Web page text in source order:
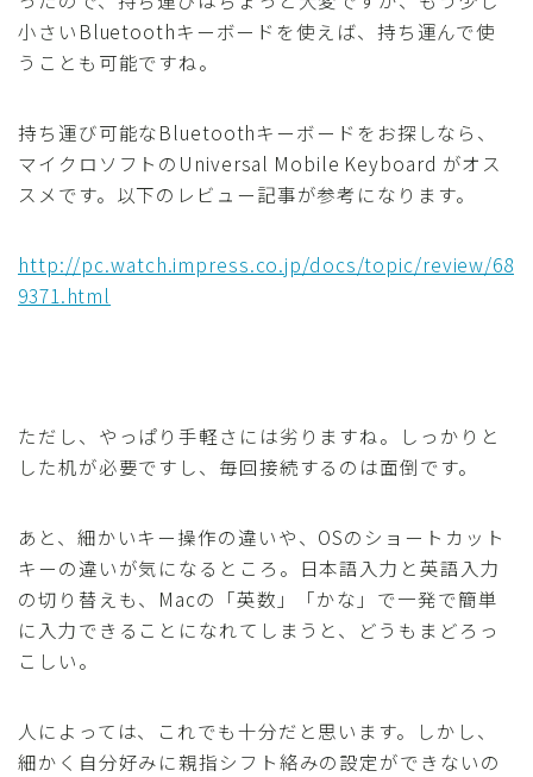
小さいBluetoothキーボードを使えば、持ち運んで使
うことも可能ですね。
持ち運び可能なBluetoothキーボードをお探しなら、
マイクロソフトのUniversal Mobile Keyboard がオス
スメです。以下のレビュー記事が参考になります。
http://pc.watch.impress.co.jp/docs/topic/review/68
9371.html
ただし、やっぱり手軽さには劣りますね。しっかりと
した机が必要ですし、毎回接続するのは面倒です。
あと、細かいキー操作の違いや、OSのショートカット
キーの違いが気になるところ。日本語入力と英語入力
の切り替えも、Macの「英数」「かな」で一発で簡単
に入力できることになれてしまうと、どうもまどろっ
こしい。
人によっては、これでも十分だと思います。しかし、
細かく自分好みに親指シフト絡みの設定ができないの